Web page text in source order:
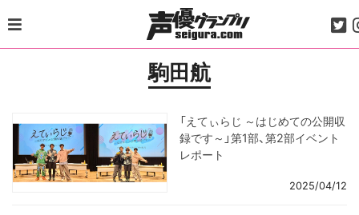
to
content
駒田航
「えてぃらじ ～はじめての公開収
録です～」第1部、第2部イベント
レポート
2025/04/12